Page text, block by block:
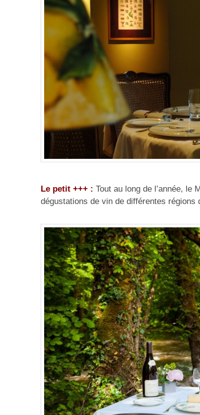
Le petit +++ : Tout au long de l’année, le
dégustations de vin de différentes régions